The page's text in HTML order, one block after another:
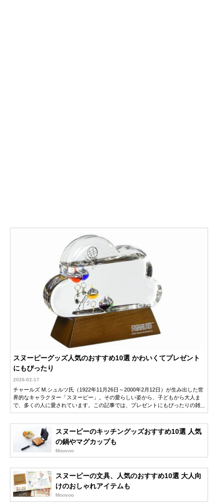
スヌーピーグッズ人気のおすすめ10選 かわいくてプレゼント
にもぴったり
2026-02-17
チャールズ M.シュルツ氏（1922年11月26日～2000年2月12日）が生み出した世
界的なキャラクター「スヌーピー」。その愛らしい姿から、子どもから大人ま
で、多くの人に愛されています。この記事では、プレゼントにもぴったりの雑
スヌーピーのキッチングッズおすすめ10選 人気
の鍋やマグカップも
Moovoo
スヌーピーの文具、人気のおすすめ10選 大人向
けのおしゃれアイテムも
Moovoo